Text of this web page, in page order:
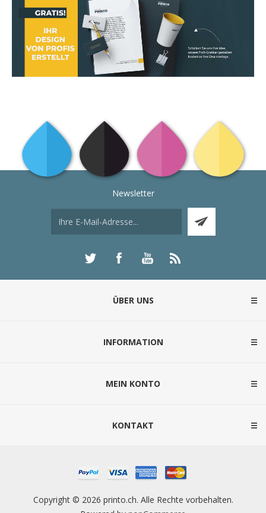
Newsletter
ÜBER UNS
INFORMATION
MEIN KONTO
KONTAKT
Copyright © 2026 printo.ch. Alle Rechte vorbehalten.